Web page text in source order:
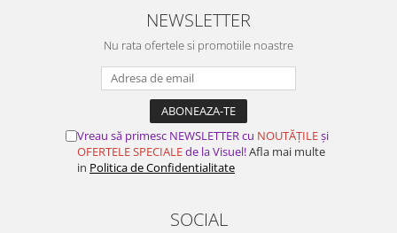
NEWSLETTER
Nu rata ofertele si promotiile noastre
Vreau să primesc NEWSLETTER cu NOUTĂȚILEși
OFERTELE SPECIALEde la Visuel!Afla mai multe
in Politica de Confidentialitate
SOCIAL